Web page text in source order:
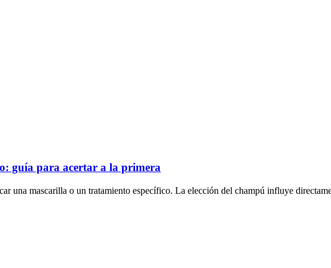
guía para acertar a la primera
una mascarilla o un tratamiento específico. La elección del champú influye